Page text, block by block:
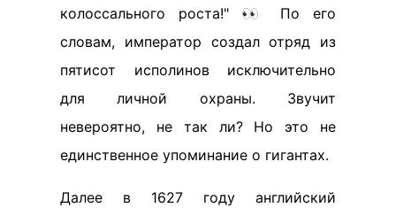
колоссального роста!" 👀 По его
словам, император создал отряд из
пятисот исполинов исключительно
для личной охраны. Звучит
невероятно, не так ли? Но это не
единственное упоминание о гигантах.
Далее в 1627 году английский